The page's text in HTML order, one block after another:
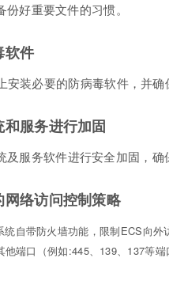
好重要文件的习惯。
软件
安装必要的防病毒软件，并
服务进行加固
及服务软件进行安全加固，
络访问控制策略
统自带防火墙功能，限制ECS向外
他端口（例如:445、139、137等